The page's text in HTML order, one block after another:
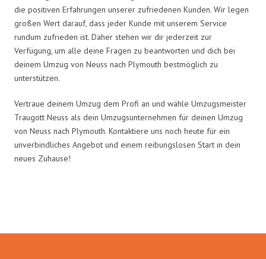
die positiven Erfahrungen unserer zufriedenen Kunden. Wir legen
großen Wert darauf, dass jeder Kunde mit unserem Service
rundum zufrieden ist. Daher stehen wir dir jederzeit zur
Verfügung, um alle deine Fragen zu beantworten und dich bei
deinem Umzug von Neuss nach Plymouth bestmöglich zu
unterstützen.
Vertraue deinem Umzug dem Profi an und wähle Umzugsmeister
Traugott Neuss als dein Umzugsunternehmen für deinen Umzug
von Neuss nach Plymouth. Kontaktiere uns noch heute für ein
unverbindliches Angebot und einem reibungslosen Start in dein
neues Zuhause!